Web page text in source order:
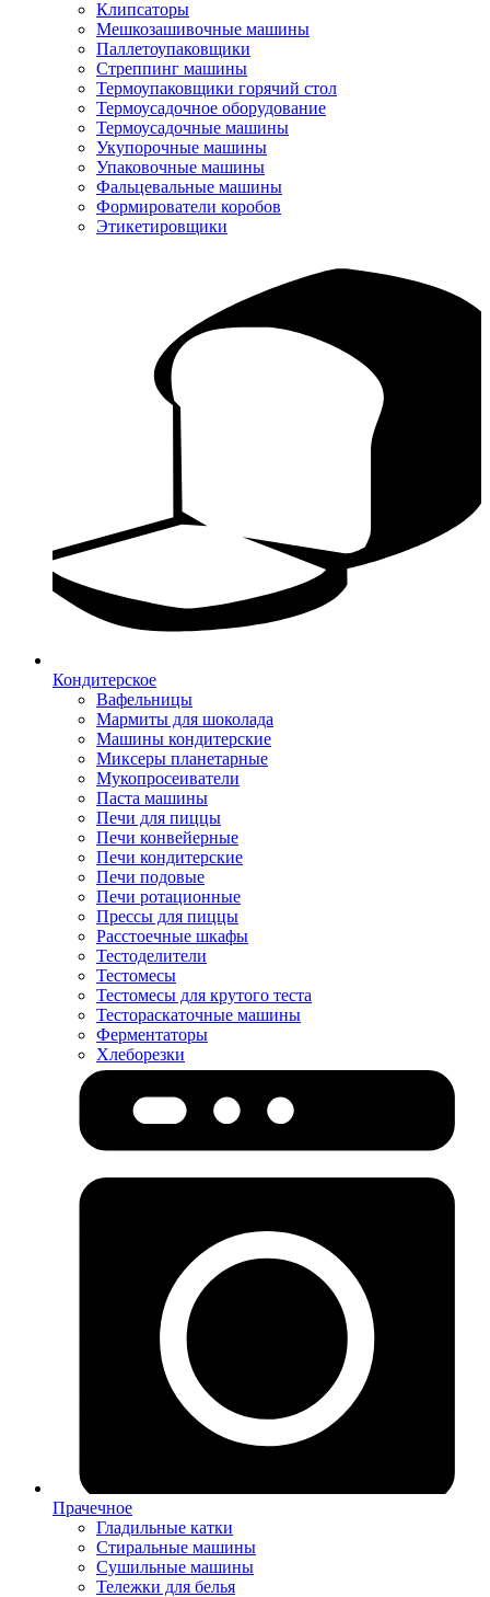
Клипсаторы
Мешкозашивочные машины
Паллетоупаковщики
Стреппинг машины
Термоупаковщики горячий стол
Термоусадочное оборудование
Термоусадочные машины
Укупорочные машины
Упаковочные машины
Фальцевальные машины
Формирователи коробов
Этикетировщики
Кондитерское
Вафельницы
Мармиты для шоколада
Машины кондитерские
Миксеры планетарные
Мукопросеиватели
Паста машины
Печи для пиццы
Печи конвейерные
Печи кондитерские
Печи подовые
Печи ротационные
Прессы для пиццы
Расстоечные шкафы
Тестоделители
Тестомесы
Тестомесы для крутого теста
Тестораскаточные машины
Ферментаторы
Хлеборезки
Прачечное
Гладильные катки
Стиральные машины
Сушильные машины
Тележки для белья